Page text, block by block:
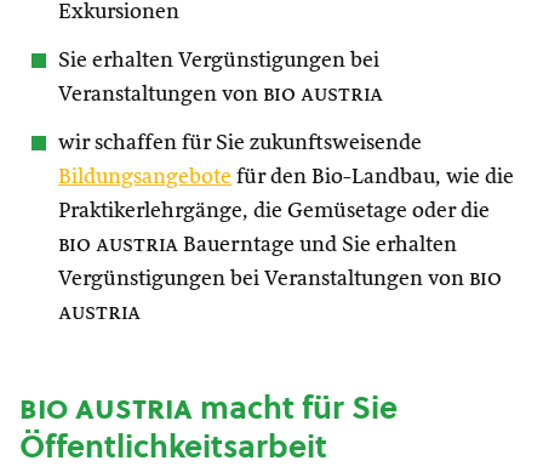
Exkursionen
Sie erhalten Vergünstigungen bei
Veranstaltungen von bio austria
wir schaffen für Sie zukunftsweisende
Bildungsangebote für den Bio-Landbau, wie die
Praktikerlehrgänge, die Gemüsetage oder die
bio austria Bauerntage und Sie erhalten
Vergünstigungen bei Veranstaltungen von bio
austria
bio austriamacht für Sie
Öffentlichkeitsarbeit